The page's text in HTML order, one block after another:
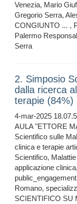
Venezia, Mario
Gregorio Serra,
CONGIUNTO ... ,
Palermo
Serra
2. Simposio
dalla ricerca
terapie (84%)
4-mar-2025
AULA "ETTORE
Scientifico sulle
clinica e terapie
Scientifico,
applicazione
Romano,
SCIENTIFICO SU